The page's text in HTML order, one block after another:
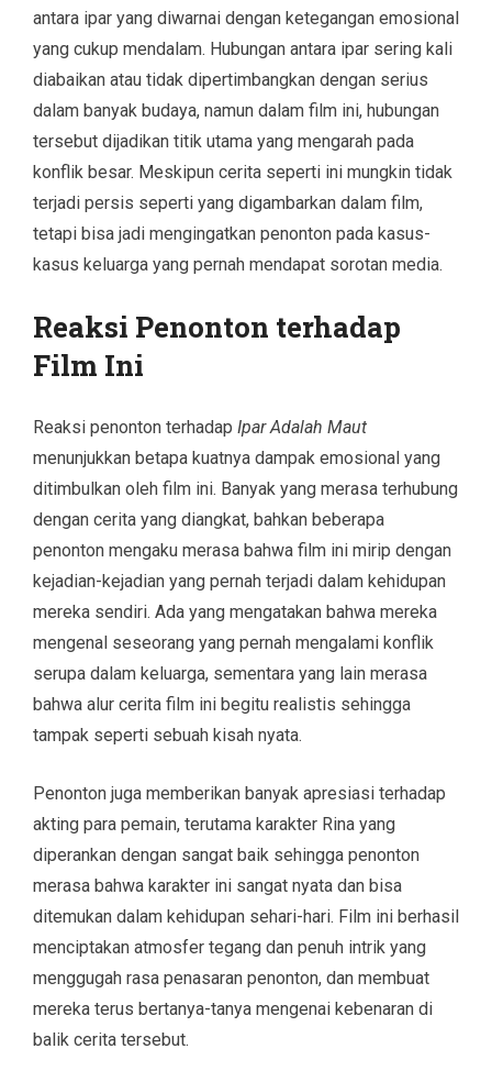
antara ipar yang diwarnai dengan ketegangan emosional
yang cukup mendalam. Hubungan antara ipar sering kali
diabaikan atau tidak dipertimbangkan dengan serius
dalam banyak budaya, namun dalam film ini, hubungan
tersebut dijadikan titik utama yang mengarah pada
konflik besar. Meskipun cerita seperti ini mungkin tidak
terjadi persis seperti yang digambarkan dalam film,
tetapi bisa jadi mengingatkan penonton pada kasus-
kasus keluarga yang pernah mendapat sorotan media.
Reaksi Penonton terhadap
Film Ini
Reaksi penonton terhadap Ipar Adalah Maut
menunjukkan betapa kuatnya dampak emosional yang
ditimbulkan oleh film ini. Banyak yang merasa terhubung
dengan cerita yang diangkat, bahkan beberapa
penonton mengaku merasa bahwa film ini mirip dengan
kejadian-kejadian yang pernah terjadi dalam kehidupan
mereka sendiri. Ada yang mengatakan bahwa mereka
mengenal seseorang yang pernah mengalami konflik
serupa dalam keluarga, sementara yang lain merasa
bahwa alur cerita film ini begitu realistis sehingga
tampak seperti sebuah kisah nyata.
Penonton juga memberikan banyak apresiasi terhadap
akting para pemain, terutama karakter Rina yang
diperankan dengan sangat baik sehingga penonton
merasa bahwa karakter ini sangat nyata dan bisa
ditemukan dalam kehidupan sehari-hari. Film ini berhasil
menciptakan atmosfer tegang dan penuh intrik yang
menggugah rasa penasaran penonton, dan membuat
mereka terus bertanya-tanya mengenai kebenaran di
balik cerita tersebut.